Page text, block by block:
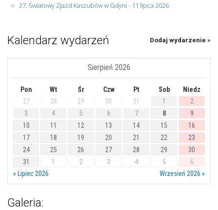
27. Światowy Zjazd Kaszubów w Gdyni - 11 lipca 2026
Kalendarz wydarzeń Dodaj wydarzenie »
Sierpień 2026
Pon Wt Śr Czw Pt Sob
Niedz
27
28 29 30 31 1
2
3
4 5 6 7 8
9
10
11 12 13 14 15
16
17
18 19 20 21 22
23
24
25 26 27 28 29
30
31
1 2 3 4 5
6
« Lipiec 2026
Wrzesień 2026 »
Galeria: